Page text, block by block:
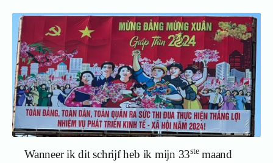
Wanneer ik dit schrijf heb ik mijn 33stemaand